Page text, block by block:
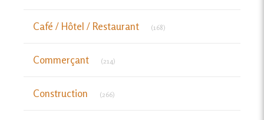
Café / Hôtel / Restaurant (168)
Commerçant (214)
Construction (266)